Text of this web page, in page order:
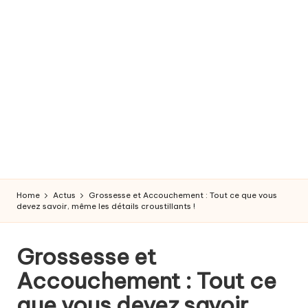
e
e
a
c
Home Actus
Grossesse et Accouchement : Tout ce que vous
devez savoir, même les détails croustillants !
Grossesse et
Accouchement : Tout ce